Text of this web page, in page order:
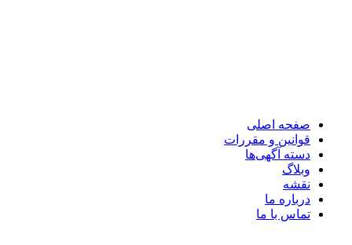
صفحه اصلی
قوانین و مقررات
دسته آگهی‌ها
وبلاگ
نقشه
درباره ما
تماس با ما